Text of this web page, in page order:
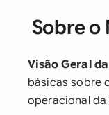
Sobre o
Visão Geral
básicas sobre
operacional